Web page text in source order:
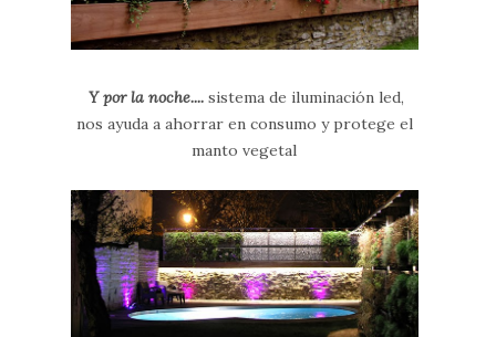
Y por la noche....sistema de iluminación led,
nos ayuda a ahorrar en consumo y protege el
manto vegetal